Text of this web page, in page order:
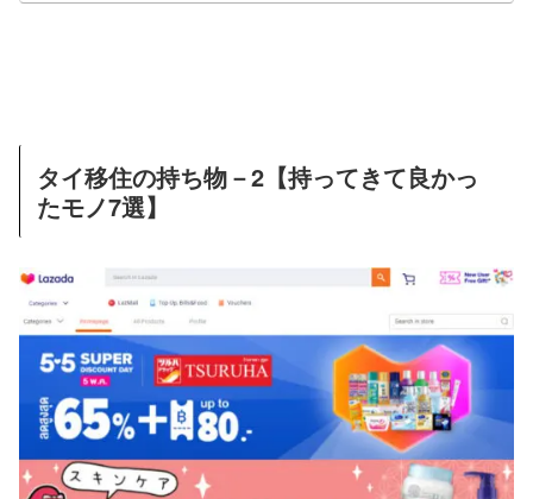
タイ移住の持ち物－2【持ってきて良かっ
たモノ7選】